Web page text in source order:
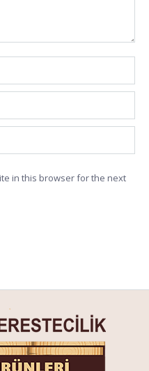
in this browser for the next